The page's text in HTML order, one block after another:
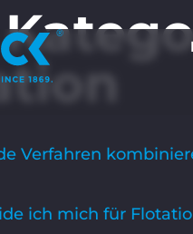
Verfahren
ich mich für